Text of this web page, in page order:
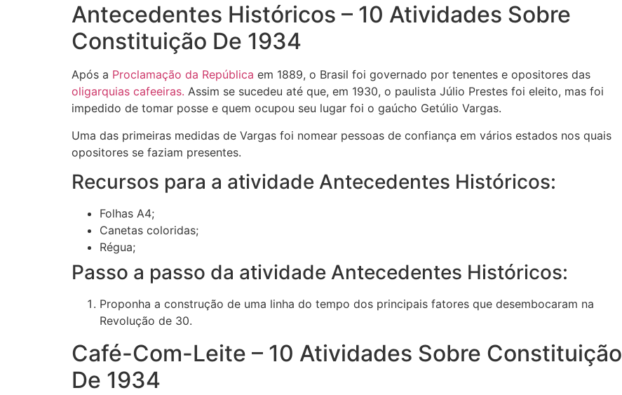
Antecedentes Históricos – 10 Atividades Sobre
Constituição De 1934
Após a Proclamação da República em 1889, o Brasil foi governado por tenentes e opositores das
oligarquias cafeeiras. Assim se sucedeu até que, em 1930, o paulista Júlio Prestes foi eleito, mas foi
impedido de tomar posse e quem ocupou seu lugar foi o gaúcho Getúlio Vargas.
Uma das primeiras medidas de Vargas foi nomear pessoas de confiança em vários estados nos quais
opositores se faziam presentes.
Recursos para a atividade Antecedentes Históricos:
Folhas A4;
Canetas coloridas;
Régua;
Passo a passo da atividade Antecedentes Históricos:
Proponha a construção de uma linha do tempo dos principais fatores que desembocaram na
Revolução de 30.
Café-Com-Leite – 10 Atividades Sobre Constituição
De 1934